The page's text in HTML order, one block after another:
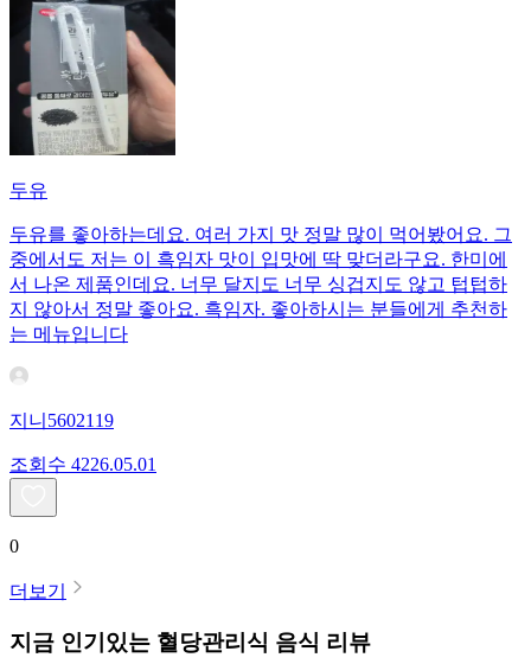
두유
두유를 좋아하는데요. 여러 가지 맛 정말 많이 먹어봤어요. 그
중에서도 저는 이 흑임자 맛이 입맛에 딱 맞더라구요. 한미에
서 나온 제품인데요. 너무 달지도 너무 싱겁지도 않고 텁텁하
지 않아서 정말 좋아요. 흑임자. 좋아하시는 분들에게 추천하
는 메뉴입니다
지니5602119
조회수 4226.05.01
0
더보기
지금 인기있는 혈당관리식 음식 리뷰